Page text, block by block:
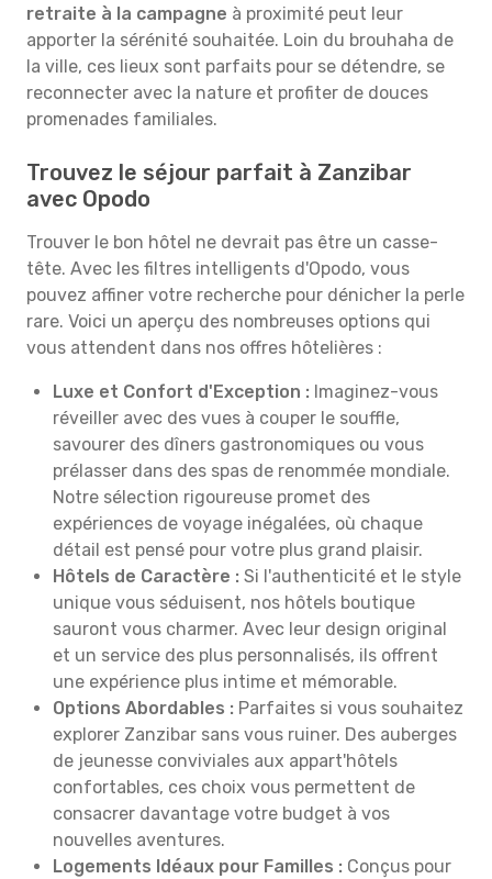
retraite à la campagne à proximité peut leur
apporter la sérénité souhaitée. Loin du brouhaha de
la ville, ces lieux sont parfaits pour se détendre, se
reconnecter avec la nature et profiter de douces
promenades familiales.
Trouvez le séjour parfait à Zanzibar
avec Opodo
Trouver le bon hôtel ne devrait pas être un casse-
tête. Avec les filtres intelligents d'Opodo, vous
pouvez affiner votre recherche pour dénicher la perle
rare. Voici un aperçu des nombreuses options qui
vous attendent dans nos offres hôtelières :
Luxe et Confort d'Exception : Imaginez-vous
réveiller avec des vues à couper le souffle,
savourer des dîners gastronomiques ou vous
prélasser dans des spas de renommée mondiale.
Notre sélection rigoureuse promet des
expériences de voyage inégalées, où chaque
détail est pensé pour votre plus grand plaisir.
Hôtels de Caractère : Si l'authenticité et le style
unique vous séduisent, nos hôtels boutique
sauront vous charmer. Avec leur design original
et un service des plus personnalisés, ils offrent
une expérience plus intime et mémorable.
Options Abordables : Parfaites si vous souhaitez
explorer Zanzibar sans vous ruiner. Des auberges
de jeunesse conviviales aux appart'hôtels
confortables, ces choix vous permettent de
consacrer davantage votre budget à vos
nouvelles aventures.
Logements Idéaux pour Familles : Conçus pour